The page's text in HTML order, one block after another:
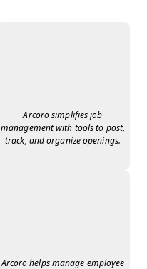
Arcoro simplifies job
management with tools to post,
track, and organize openings.
Arcoro helps manage employee